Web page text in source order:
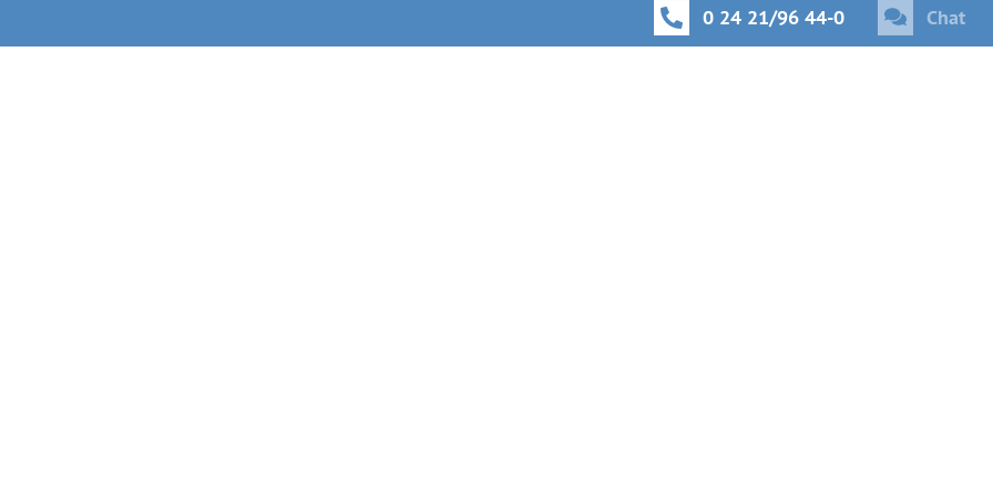
0 24 21/96 44-0 Chat